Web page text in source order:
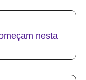
nesta